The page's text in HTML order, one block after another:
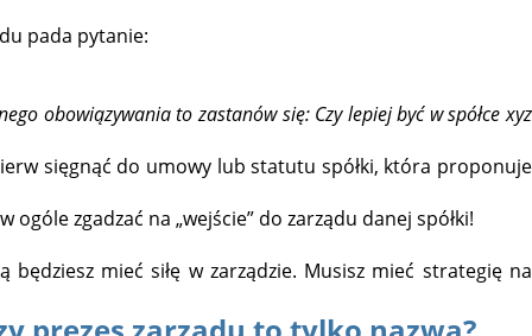
pada pytanie:
obowiązywania to zastanów się: Czy lepiej być w spółce xyz
sięgnąć do umowy lub statutu spółki, która proponuje
zgadzać na „wejście” do zarządu danej spółki!
mieć siłę w zarządzie. Musisz mieć strategię na